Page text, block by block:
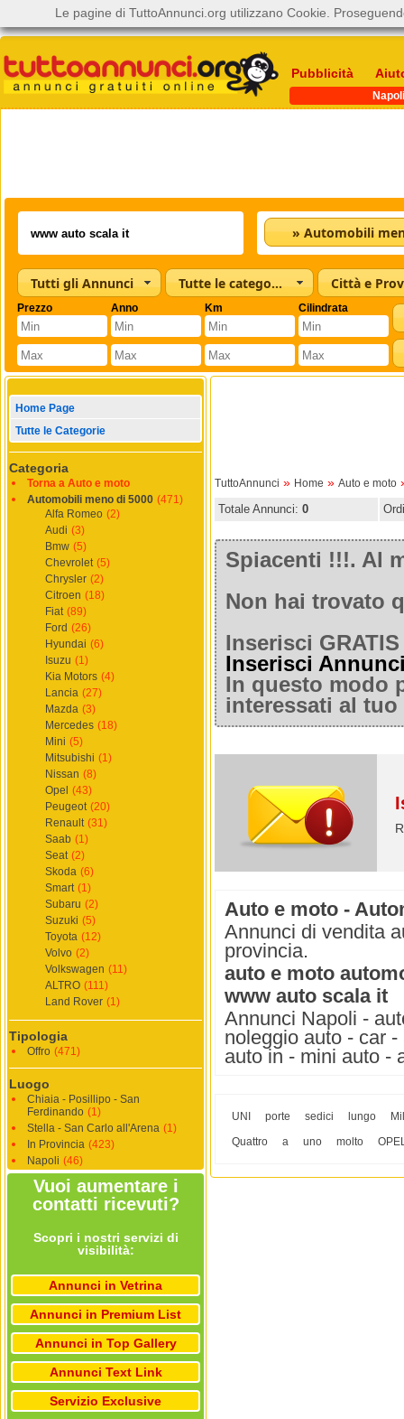
Pubblicità
Napoli
Tutti gli Annunci Tutte le categorie Città e
Prezzo Anno Km Cilindrata
Home Page
Tutte le Categorie
Categoria
Torna a Auto e moto
Automobili meno di 5000 (471)
Alfa Romeo (2)
Audi (3)
Bmw (5)
Chevrolet (5)
Chrysler (2)
Citroen (18)
Fiat (89)
Ford (26)
Hyundai (6)
Isuzu (1)
Kia Motors (4)
Lancia (27)
Mazda (3)
Mercedes (18)
Mini (5)
Mitsubishi (1)
Nissan (8)
Opel (43)
Peugeot (20)
Renault (31)
Saab (1)
Seat (2)
Skoda (6)
Smart (1)
Subaru (2)
Suzuki (5)
Toyota (12)
Volvo (2)
Volkswagen (11)
ALTRO (111)
Land Rover (1)
Tipologia
Offro (471)
Luogo
Chiaia - Posillipo - San
Ferdinando (1)
Stella - San Carlo all'Arena (1)
In Provincia (423)
Napoli (46)
Vuoi aumentare i
contatti ricevuti?
Scopri i nostri servizi di
visibilità:
Annunci in Vetrina
Annunci in Premium List
Annunci in Top Gallery
Annunci Text Link
Servizio Exclusive
TuttoAnnunci » Home » Auto e moto
Totale Annunci: 0
Spiacenti !!!. Al
Non hai trovato
Inserisci
Inserisci
In questo modo
interessati al
Auto e moto -
Annunci di vendita
provincia.
auto e moto
www auto scala it
Annunci Napoli -
noleggio auto - car
auto in - mini auto -
UNI porte sedici lungo
Quattro
a uno molto
Le pagine di TuttoAnnunci.org utilizzano Cookie.